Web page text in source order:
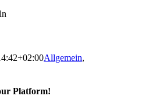
Allgemein,
Platform!